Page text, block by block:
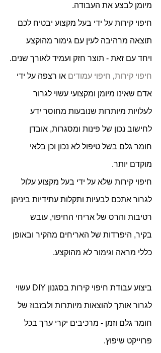
מיומן לבצע את העבודה.
חיפוי קירות על ידי בעל מקצוע יבטיח לכם
תוצאה מרהיבה לעין עם גימור מהוקצע
ויחד עם זאת - תוצר חזק ועמיד לאורך שנים.
חיפוי קירות, חיפוי עמודים או רצפה על ידי
אדם שאינו מיומן ומקצועי עשוי לגרור
לעלויות מיותרות שנובעות מחוסר ידע
לחישוב נכון של פינות ומסגרות, אובדן
חומר גלם בשל טיפול לא נכון וכן בלאי
מוקדם יותר.
חיפוי קירות שלא על ידי בעל מקצוע עלול
לגרור אתכם לבעיות ותקלות עתידיות ביניהן
רטיבות והרס של אריחי החיפוי, עובש
בקיר, היפרדות של האריחים מהקיר ובאופן
כללי מראה וגימור לא מהוקצע.
ביצוע עבודת חיפוי קירות בסגנון DIY עשוי
לגרור אותך להוצאות מיותרות ולבזבוז של
חומר גלם וזמן - מרכיבים יקרי ערך בכל
פרוייקט שיפוץ.